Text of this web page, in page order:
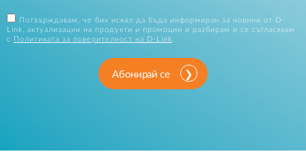
Потвърждавам, че бих искал да бъда информиран за новини от D-
Link, актуализации на продукти и промоции и разбирам и се съгласявам
с
Политиката за поверителност на D-Link
Абонирай се